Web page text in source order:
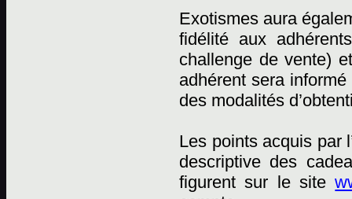
Exotismes aura
fidélité aux
challenge de vente)
adhérent sera
des modalités
Les points acquis par
descriptive des
figurent sur le site